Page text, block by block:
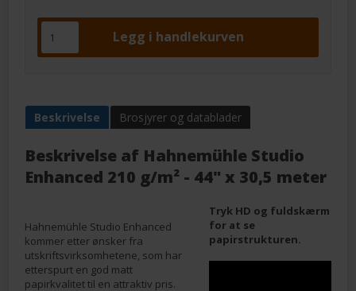
Beskrivelse Brosjyrer og datablader
Beskrivelse af Hahnemühle Studio
Enhanced 210 g/m² - 44" x 30,5 meter
Hahnemühle Studio Enhanced
kommer etter ønsker fra
utskriftsvirksomhetene, som har
etterspurt en god matt
papirkvalitet til en attraktiv pris.
Tryk HD og fuldskærm
for at se
papirstrukturen.